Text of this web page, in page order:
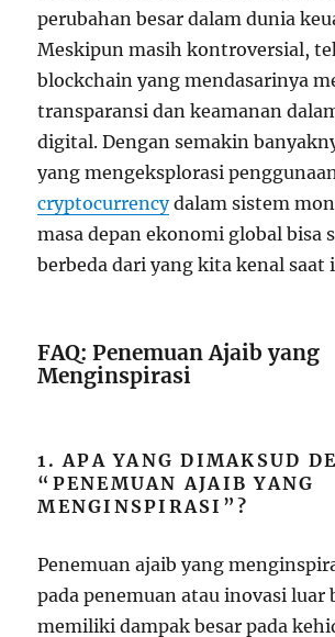
perubahan besar dalam dunia
Meskipun masih kontroversial,
blockchain yang mendasarinya
transparansi dan keamanan
digital. Dengan semakin
yang mengeksplorasi penggunaan
cryptocurrencydalam sistem
masa depan ekonomi global bisa
berbeda dari yang kita kenal saat
FAQ: Penemuan Ajaib yang
Menginspirasi
1. APA YANG DIMAKSUD
“PENEMUAN AJAIB YANG
MENGINSPIRASI”?
Penemuan ajaib yang
pada penemuan atau inovasi luar
memiliki dampak besar pada